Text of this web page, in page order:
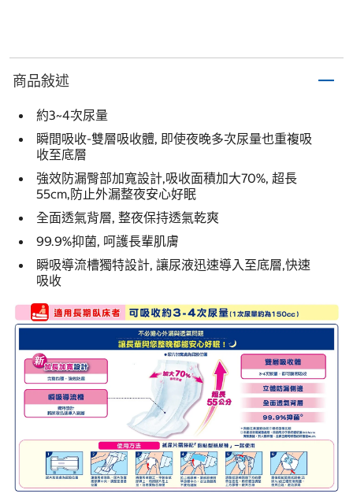
商品敍述
約3~4次尿量
瞬間吸收-雙層吸收體, 即使夜晚多次尿量也重複吸
收至底層
強效防漏臀部加寬設計,吸收面積加大70%, 超長
55cm,防止外漏整夜安心好眠
全面透氣背層, 整夜保持透氣乾爽
99.9%抑菌, 呵護長輩肌膚
瞬吸導流槽獨特設計, 讓尿液迅速導入至底層,快速
吸收